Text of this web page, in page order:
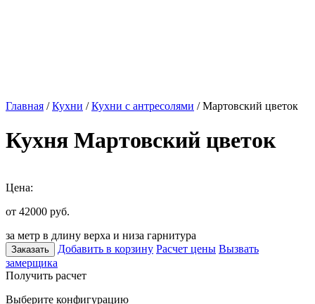
Главная /Кухни /Кухни с антресолями / Мартовский цветок
Кухня Мартовский цветок
Цена:
от 42000 руб.
за метр в длину верха и низа гарнитура
Заказать Добавить в корзину Расчет цены Вызвать
замерщика
Получить расчет
Выберите конфигурацию